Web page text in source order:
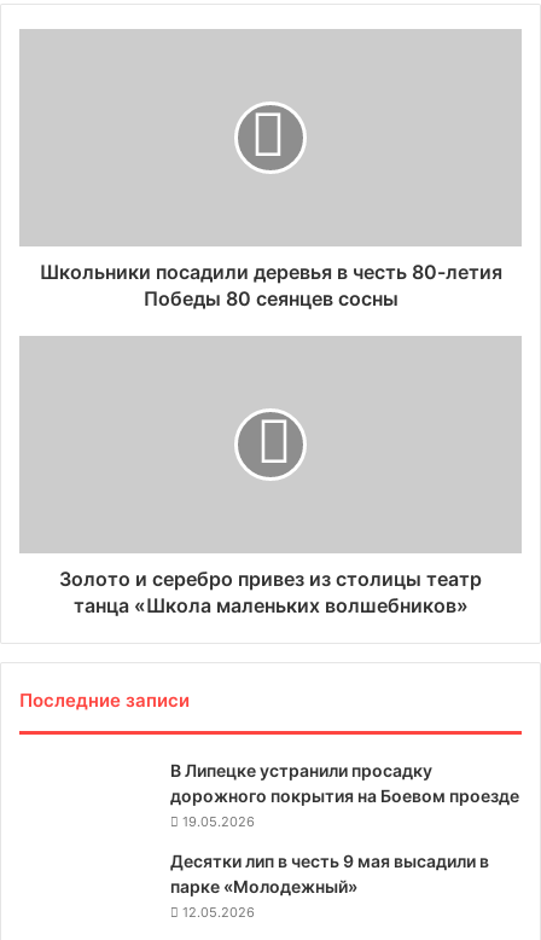
Школьники посадили деревья в честь 80-летия
Победы 80 сеянцев сосны
Золото и серебро привез из столицы театр
танца «Школа маленьких волшебников»
Последние записи
В Липецке устранили просадку
дорожного покрытия на Боевом проезде
19.05.2026
Десятки лип в честь 9 мая высадили в
парке «Молодежный»
12.05.2026